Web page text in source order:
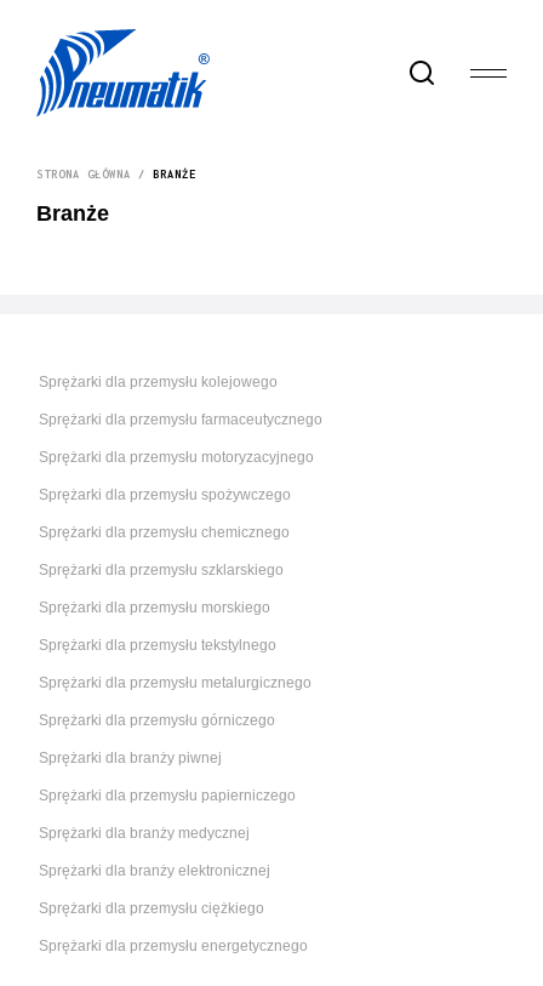
STRONA GŁÓWNA / BRANŻE
Branże
Sprężarki dla przemysłu kolejowego
Sprężarki dla przemysłu farmaceutycznego
Sprężarki dla przemysłu motoryzacyjnego
Sprężarki dla przemysłu spożywczego
Sprężarki dla przemysłu chemicznego
Sprężarki dla przemysłu szklarskiego
Sprężarki dla przemysłu morskiego
Sprężarki dla przemysłu tekstylnego
Sprężarki dla przemysłu metalurgicznego
Sprężarki dla przemysłu górniczego
Sprężarki dla branży piwnej
Sprężarki dla przemysłu papierniczego
Sprężarki dla branży medycznej
Sprężarki dla branży elektronicznej
Sprężarki dla przemysłu ciężkiego
Sprężarki dla przemysłu energetycznego